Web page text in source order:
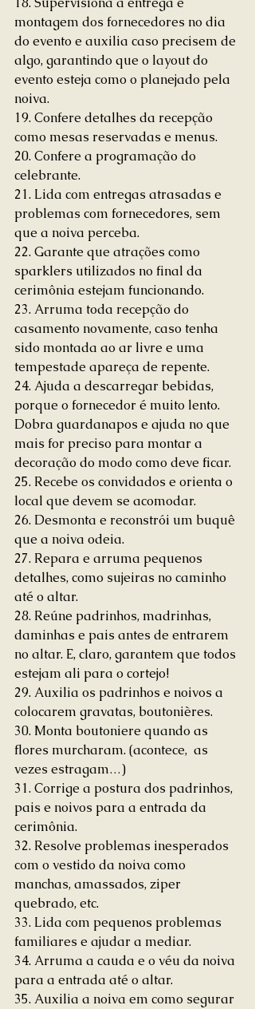
montagem dos fornecedores no dia
do evento e auxilia caso precisem de
algo, garantindo que o layout do
evento esteja como o planejado pela
noiva.
19. Confere detalhes da recepção
como mesas reservadas e menus.
20. Confere a programação do
celebrante.
21. Lida com entregas atrasadas e
problemas com fornecedores, sem
que a noiva perceba.
22. Garante que atrações como
sparklers utilizados no final da
cerimônia estejam funcionando.
23. Arruma toda recepção do
casamento novamente, caso tenha
sido montada ao ar livre e uma
tempestade apareça de repente.
24. Ajuda a descarregar bebidas,
porque o fornecedor é muito lento.
Dobra guardanapos e ajuda no que
mais for preciso para montar a
decoração do modo como deve ficar.
25. Recebe os convidados e orienta o
local que devem se acomodar.
26. Desmonta e reconstrói um buquê
que a noiva odeia.
27. Repara e arruma pequenos
detalhes, como sujeiras no caminho
até o altar.
28. Reúne padrinhos, madrinhas,
daminhas e pais antes de entrarem
no altar. E, claro, garantem que todos
estejam ali para o cortejo!
29. Auxilia os padrinhos e noivos a
colocarem gravatas, boutonières.
30. Monta boutoniere quando as
flores murcharam. (acontece,  as
vezes estragam…)
31. Corrige a postura dos padrinhos,
pais e noivos para a entrada da
cerimônia.
32. Resolve problemas inesperados
com o vestido da noiva como
manchas, amassados, ziper
quebrado, etc.
33. Lida com pequenos problemas
familiares e ajudar a mediar.
34. Arruma a cauda e o véu da noiva
para a entrada até o altar.
35. Auxilia a noiva em como segurar